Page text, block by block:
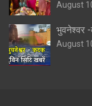
August
भुवनेश्वर
August